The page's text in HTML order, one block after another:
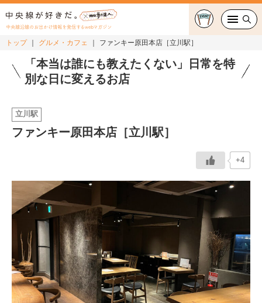
中央線沿線のお出かけ情報を発信するwebマガジン
グルメ・カフェ
スイーツ・テイクアウト
おでかけ
特集
連載
中央線フェス
イベント情報
トップ グルメ・カフェ ファンキー原田本店［立川駅］
「本当は誰にも教えたくない」日常を特
別な日に変えるお店
立川駅
ファンキー原田本店［立川駅］
+4